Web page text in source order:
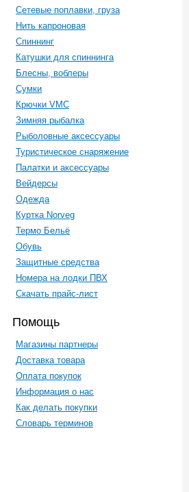
Сетевые поплавки, груза
Нить капроновая
Спиннинг
Катушки для спиннинга
Блесны, воблеры
Сумки
Крючки VMC
Зимняя рыбалка
Рыболовные аксессуары
Туристическое снаряжение
Палатки и аксессуары
Вейдерсы
Одежда
Куртка Norveg
Термо Бельё
Обувь
Защитные средства
Номера на лодки ПВХ
Скачать прайс-лист
Помощь
Магазины партнеры
Доставка товара
Оплата покупок
Информация о нас
Как делать покупки
Словарь терминов